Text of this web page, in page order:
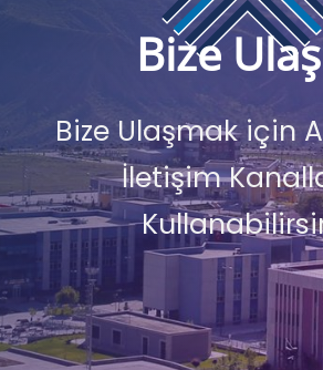
Bize
Bize Ulaşmak için Aşağıdaki
İletişim